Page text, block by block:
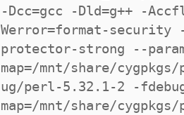
-Dcc=gcc -Dld=g++ -
Werror=format-security -
protector-strong --
map=/mnt/share/
ug/perl-5.32.1-2 -
map=/mnt/share/